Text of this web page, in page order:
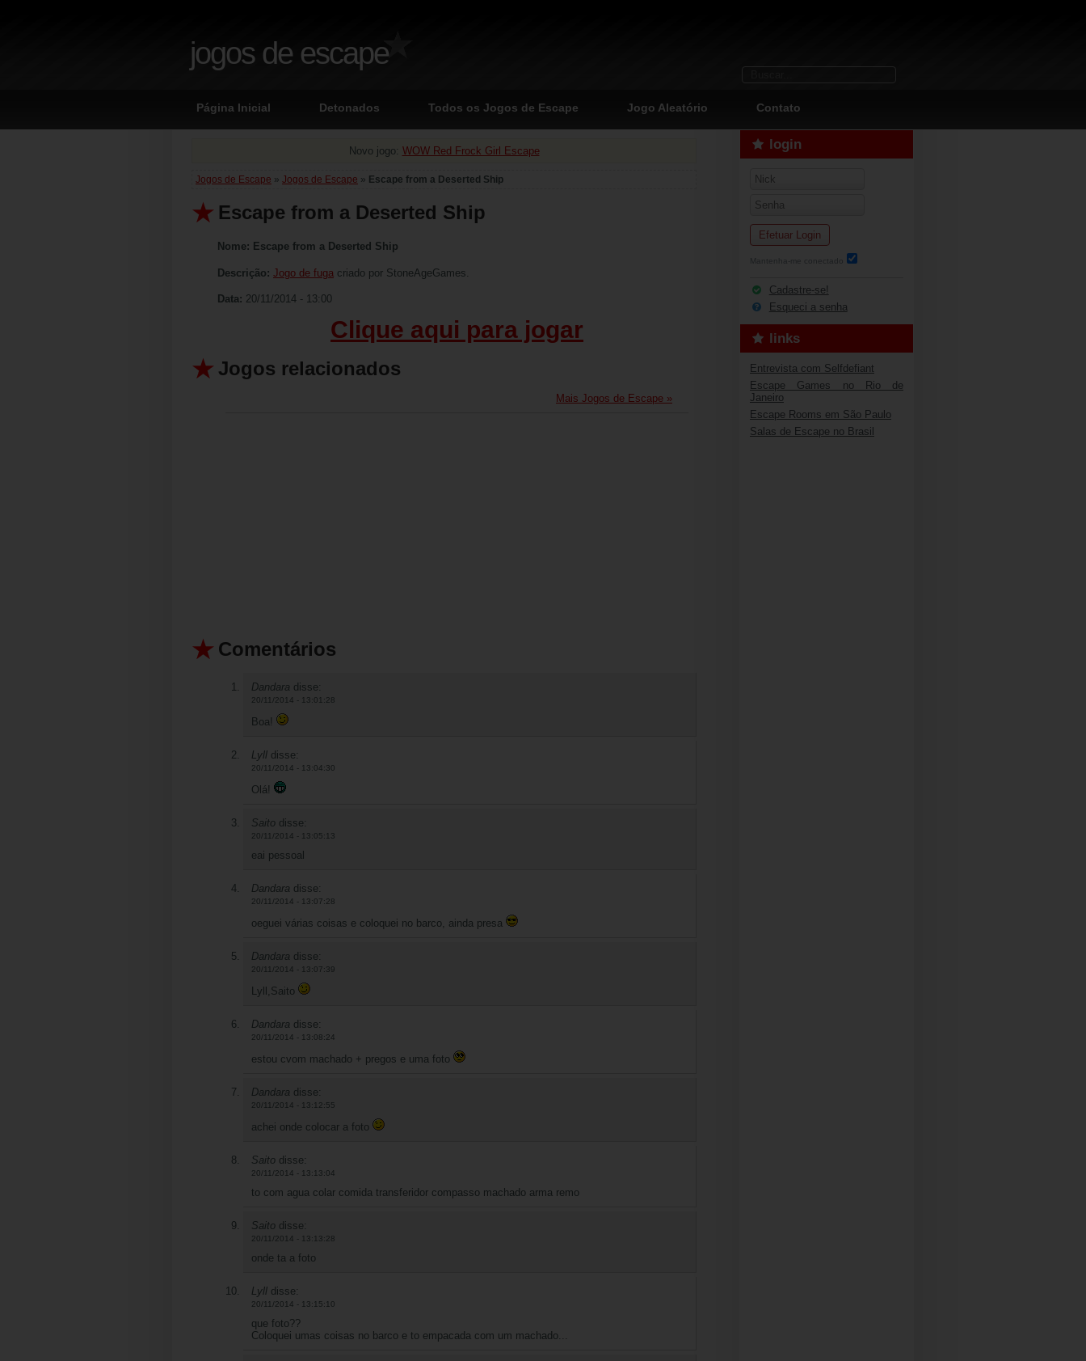
jogos de escape
Página Inicial Detonados Todos os Jogos de Escape Jogo Aleatório Contato
Novo jogo: WOW Red Frock Girl Escape
Jogos de Escape » Jogos de Escape » Escape from a Deserted Ship
Escape from a Deserted Ship
Nome: Escape from a Deserted Ship
Descrição: Jogo de fuga criado por StoneAgeGames.
Data: 20/11/2014 - 13:00
Clique aqui para jogar
Jogos relacionados
Mais Jogos de Escape »
Comentários
Dandara disse:
20/11/2014 - 13:01:28
Boa!
Lyll disse:
20/11/2014 - 13:04:30
Olá!
Saito disse:
20/11/2014 - 13:05:13
eai pessoal
Dandara disse:
20/11/2014 - 13:07:28
oeguei várias coisas e coloquei no barco, ainda presa
Dandara disse:
20/11/2014 - 13:07:39
Lyll,Saito
Dandara disse:
20/11/2014 - 13:08:24
estou cvom machado + pregos e uma foto
Dandara disse:
20/11/2014 - 13:12:55
achei onde colocar a foto
Saito disse:
20/11/2014 - 13:13:04
to com agua colar comida transferidor compasso machado arma remo
Saito disse:
20/11/2014 - 13:13:28
onde ta a foto
Lyll disse:
20/11/2014 - 13:15:10
que foto??
Coloquei umas coisas no barco e to empacada com um machado...
login
Efetuar Login
Mantenha-me conectado
Cadastre-se!
Esqueci a senha
links
Entrevista com Selfdefiant
Escape Games no Rio de
Janeiro
Escape Rooms em São Paulo
Salas de Escape no Brasil